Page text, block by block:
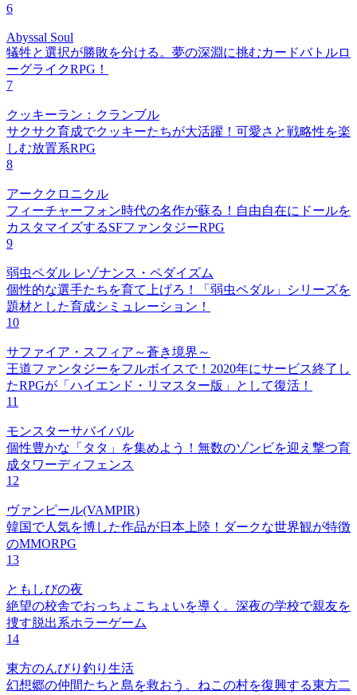
6
Abyssal Soul
犠牲と選択が勝敗を分ける。夢の深淵に挑むカードバトルロ
ーグライクRPG！
7
クッキーラン：クランブル
サクサク育成でクッキーたちが大活躍！可愛さと戦略性を楽
しむ放置系RPG
8
アーククロニクル
フィーチャーフォン時代の名作が蘇る！自由自在にドールを
カスタマイズするSFファンタジーRPG
9
弱虫ペダル レゾナンス・ペダイズム
個性的な選手たちを育て上げろ！「弱虫ペダル」シリーズを
題材とした育成シミュレーション！
10
サファイア・スフィア～蒼き境界～
王道ファンタジーをフルボイスで！2020年にサービス終了し
たRPGが「ハイエンド・リマスター版」として復活！
11
モンスターサバイバル
個性豊かな「タタ」を集めよう！無数のゾンビを迎え撃つ育
成タワーディフェンス
12
ヴァンピール(VAMPIR)
韓国で人気を博した作品が日本上陸！ダークな世界観が特徴
のMMORPG
13
ともしびの夜
絶望の校舎でおっちょこちょいを導く。深夜の学校で親友を
捜す脱出系ホラーゲーム
14
東方のんびり釣り生活
幻想郷の仲間たちと島を救おう。ねこの村を復興する東方二